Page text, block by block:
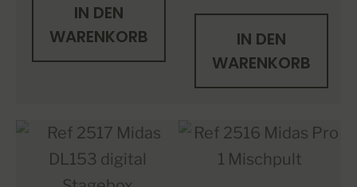
IN DEN
WARENKORB
IN DEN
WARENKORB